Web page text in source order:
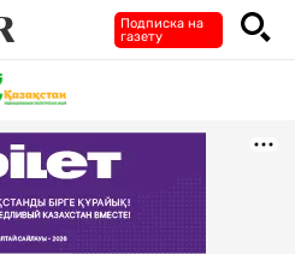
Подписка на
газету